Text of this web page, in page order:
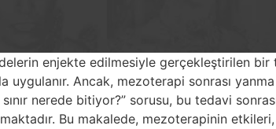
enjekte edilmesiyle gerçekleştirilen
Ancak, mezoterapi sonrası yanma
nerede bitiyor?” sorusu, bu tedavi
Bu makalede, mezoterapinin